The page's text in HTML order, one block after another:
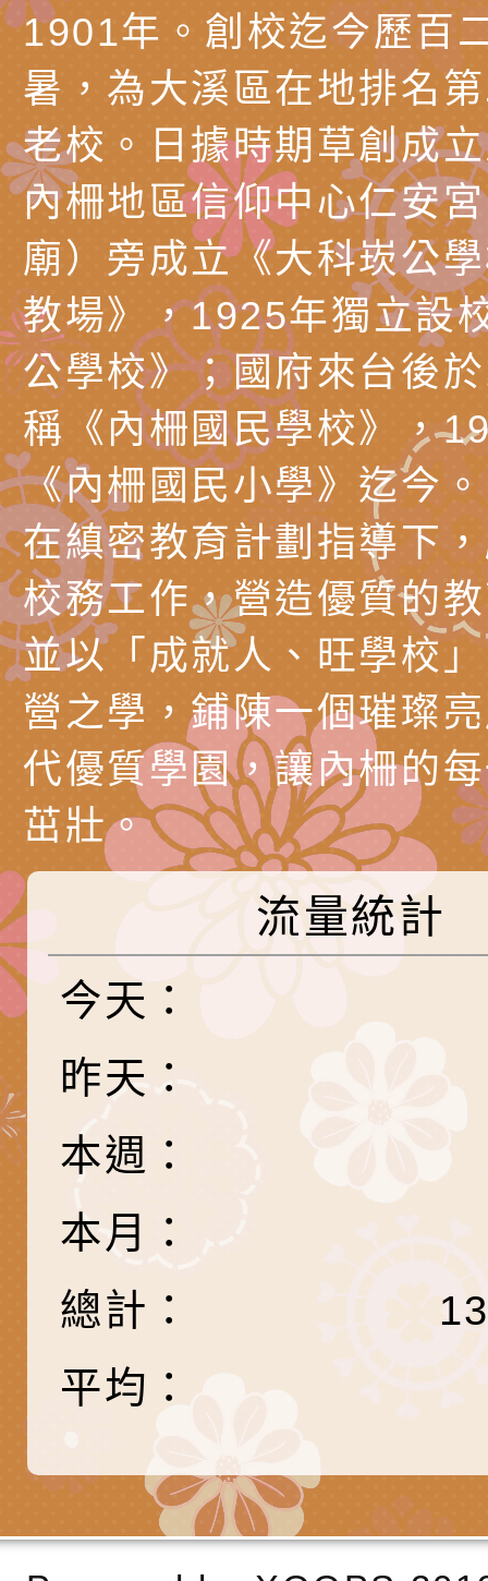
115年國民小學學生
明會」
協會辦理「臺中市第
之光身心障礙繪畫徵
展」活動
檢送國立臺南大學辦
視覺障礙學生儀表及
學研習」實施計畫(
「區域職業試探與體
心」、「自造教育及
中心」及「國中小職
習營」等師生，參訪
「第56屆全國技能競
轉知本市辦理「115
者保齡球賽」
檢送桃園市政府LED
字稿及LCD託播影（
轉知衛生福利部社會
檢送該部國民健康署
產期高風險孕產婦（
關懷計畫」說明1份
有關社團法人中華民
家長協會(以下稱該
「115年度『視界同
庭支持與分享系列講
場線上座談會」活動
檢送桃園市政府家庭
「小桃家3月課程資
檢送本府新聞處115
安全宣導標語播放表
宣導影像素材
檢送行政院新聞傳播
月份公共服務政策溝
其合輯一覽表1份（
https://reurl.cc/
檢送桃園市立慈文國
「115學年度體育班
明會」
函轉有關司法院辦理
制度宣導活動
財團法人人本教育文
擬舉辦『教出會思考
孩-2026森林小學巡
向AI對親子關係的挑
桃園市八德區大成國
辦「桃園市115學年
藝術才能音樂班鑑定
長說明會
有關本局製作本市「
站學生心理關懷平臺
桃園市平鎮區忠貞國
辦「桃園市115學年
藝術才能國樂班鑑定
長說明會
轉知國立高雄師範大
「2026全國特殊教
學術研討會」暨徵稿
函轉內政部檢送修
反詐宣導影片連結一
函轉內政部為強化社
詐知能及宣導檢察官
官制度中協助被害人
檢送本市馬祖新村眷
區「馬村設計實驗室
信誼基金會於3／14
育兒中找回內在安定
心怡心理師主講】線
座
下簡稱輔諮中心)辦
上半年高國中小學學
生諮詢服務
檢送「桃園市特殊教
緒及行為問題支持資
114學年度第2學期
務實施計畫」
檢送桃園市政府LCD
（圖）片
檢送桃園市政府LED
字稿及LCD託播影（
轉知有關我國身心障
公約（CRPD）第三
告
函轉本府新聞處115
宣導影像素材
宣導影片」宣導短片
載網址：
函轉國家通訊傳播委
「2026城鎮韌性（
為強化「2026城鎮
1901年。創校迄今歷百
暑，為大溪區在地排名
老校。日據時期草創成
內柵地區信仰中心仁安
廟）旁成立《大科崁公
教場》，1925年獨立設
公學校》；國府來台後
稱《內柵國民學校》，
《內柵國民小學》迄今。
在縝密教育計劃指導下
校務工作，營造優質的
並以「成就人、旺學校
營之學，鋪陳一個璀璨
代優質學園，讓內柵的
茁壯。
流量統計
今天：
昨天：
本週：
本月：
總計：
平均：